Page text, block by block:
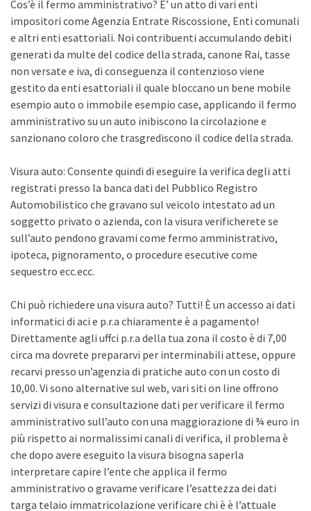
Cos’è il fermo amministrativo? E’ un atto di vari enti
impositori come Agenzia Entrate Riscossione, Enti comunali
e altri enti esattoriali. Noi contribuenti accumulando debiti
generati da multe del codice della strada, canone Rai, tasse
non versate e iva, di conseguenza il contenzioso viene
gestito da enti esattoriali il quale bloccano un bene mobile
esempio auto o immobile esempio case, applicando il fermo
amministrativo su un auto inibiscono la circolazione e
sanzionano coloro che trasgrediscono il codice della strada.
Visura auto: Consente quindi di eseguire la verifica degli atti
registrati presso la banca dati del Pubblico Registro
Automobilistico che gravano sul veicolo intestato ad un
soggetto privato o azienda, con la visura verificherete se
sull’auto pendono gravami come fermo amministrativo,
ipoteca, pignoramento, o procedure esecutive come
sequestro ecc.ecc.
Chi può richiedere una visura auto? Tutti! È un accesso ai dati
informatici di aci e p.r.a chiaramente è a pagamento!
Direttamente agli uffci p.r.a della tua zona il costo è di 7,00
circa ma dovrete prepararvi per interminabili attese, oppure
recarvi presso un’agenzia di pratiche auto con un costo di
10,00. Vi sono alternative sul web, vari siti on line offrono
servizi di visura e consultazione dati per verificare il fermo
amministrativo sull’auto con una maggiorazione di ¾ euro in
più rispetto ai normalissimi canali di verifica, il problema è
che dopo avere eseguito la visura bisogna saperla
interpretare capire l’ente che applica il fermo
amministrativo o gravame verificare l’esattezza dei dati
targa telaio immatricolazione verificare chi è è l’attuale